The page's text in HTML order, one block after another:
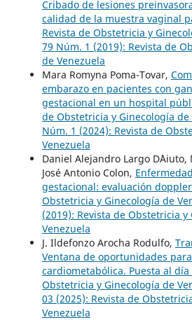
Cribado de lesiones
calidad de la muestra vaginal
Revista de Obstetricia y
79 Núm. 1 (2019): Revista de
de Venezuela
Mara Romyna Poma-Tovar,
embarazo en pacientes con
gestacional en un hospital
de Obstetricia y Ginecología de
Núm. 1 (2024): Revista de
Venezuela
Daniel Alejandro Largo
José Antonio Colon,
gestacional: evaluación doppler
Obstetricia y Ginecología de
(2019): Revista de Obstetricia
Venezuela
J. Ildefonzo Arocha Rodulfo,
Ventana de oportunidades
cardiometabólica. Puesta al día
Obstetricia y Ginecología de
03 (2025): Revista de
Venezuela